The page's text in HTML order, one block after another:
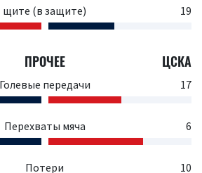
щите (в защите)
19
ПРОЧЕЕ ЦСКА
Голевые передачи 17
Перехваты мяча 6
Потери 10